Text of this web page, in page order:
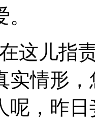
这儿指
实情形
呢，昨